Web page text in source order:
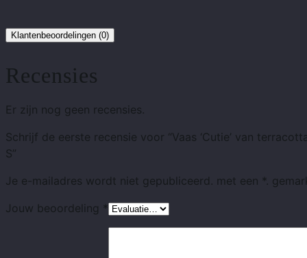
Klantenbeoordelingen (0)
Recensies
Er zijn nog geen recensies.
Schrijf de eerste recensie voor “Vaas ‘Cutie’ van
S”
Je e-mailadres wordt niet gepubliceerd. met een *.
Jouw beoordeling *